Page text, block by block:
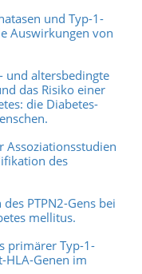
und Typ-1-
Auswirkungen von
und altersbedingte
das Risiko einer
die Diabetes-
Assoziationsstudien
des
PTPN2-Gens bei
mellitus.
primärer Typ-1-
HLA-Genen im